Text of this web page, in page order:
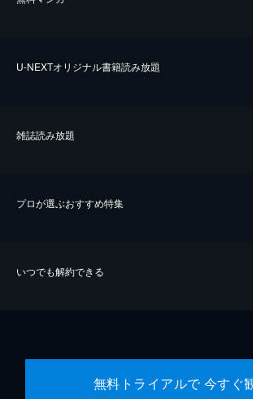
U-NEXTオリジナル書籍読み放題
雑誌読み放題
プロが選ぶおすすめ特集
いつでも解約できる
無料トライアルで 今すぐ